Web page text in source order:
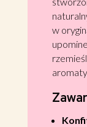
w